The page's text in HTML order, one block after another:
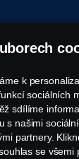
k
sociálních
sdílíme
s našimi
partnery.
se